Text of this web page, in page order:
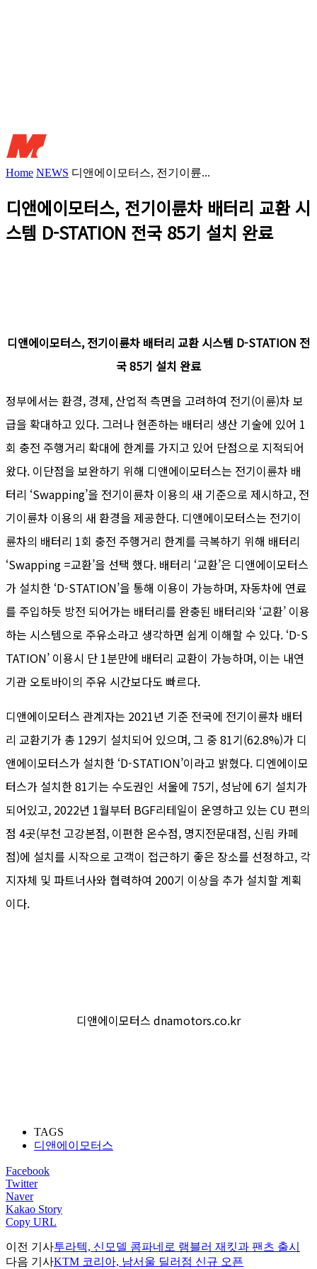
Home NEWS 디앤에이모터스, 전기이륜...
디앤에이모터스, 전기이륜차 배터리 교환 시
스템 D-STATION 전국 85기 설치 완료
디앤에이모터스, 전기이륜차 배터리 교환 시스템 D-STATION 전
국 85기 설치 완료
정부에서는 환경, 경제, 산업적 측면을 고려하여 전기(이륜)차 보
급을 확대하고 있다. 그러나 현존하는 배터리 생산 기술에 있어 1
회 충전 주행거리 확대에 한계를 가지고 있어 단점으로 지적되어
왔다. 이단점을 보완하기 위해 디앤에이모터스는 전기이륜차 배
터리 ‘Swapping’을 전기이륜차 이용의 새 기준으로 제시하고, 전
기이륜차 이용의 새 환경을 제공한다. 디앤에이모터스는 전기이
륜차의 배터리 1회 충전 주행거리 한계를 극복하기 위해 배터리
‘Swapping =교환’을 선택 했다. 배터리 ‘교환’은 디앤에이모터스
가 설치한 ‘D-STATION’을 통해 이용이 가능하며, 자동차에 연료
를 주입하듯 방전 되어가는 배터리를 완충된 배터리와 ‘교환’ 이용
하는 시스템으로 주유소라고 생각하면 쉽게 이해할 수 있다. ‘D-S
TATION’ 이용시 단 1분만에 배터리 교환이 가능하며, 이는 내연
기관 오토바이의 주유 시간보다도 빠르다.
디앤에이모터스 관계자는 2021년 기준 전국에 전기이륜차 배터
리 교환기가 총 129기 설치되어 있으며, 그 중 81기(62.8%)가 디
앤에이모터스가 설치한 ‘D-STATION’이라고 밝혔다. 디엔에이모
터스가 설치한 81기는 수도권인 서울에 75기, 성남에 6기 설치가
되어있고, 2022년 1월부터 BGF리테일이 운영하고 있는 CU 편의
점 4곳(부천 고강본점, 이편한 온수점, 명지전문대점, 신림 카페
점)에 설치를 시작으로 고객이 접근하기 좋은 장소를 선정하고, 각
지자체 및 파트너사와 협력하여 200기 이상을 추가 설치할 계획
이다.
디앤에이모터스 dnamotors.co.kr
TAGS
디앤에이모터스
Facebook
Twitter
Naver
Kakao Story
Copy URL
이전 기사투라텍, 신모델 콤파네로 램블러 재킷과 팬츠 출시
다음 기사KTM 코리아, 남서울 딜러점 신규 오픈